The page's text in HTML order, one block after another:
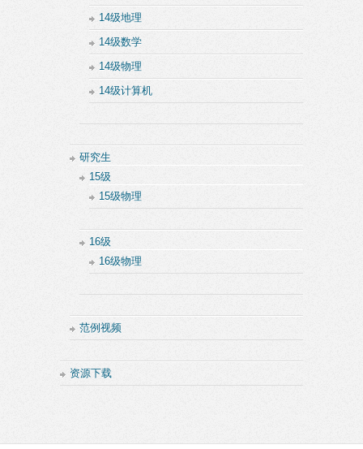
14级地理
14级数学
14级物理
14级计算机
研究生
15级
15级物理
16级
16级物理
范例视频
资源下载